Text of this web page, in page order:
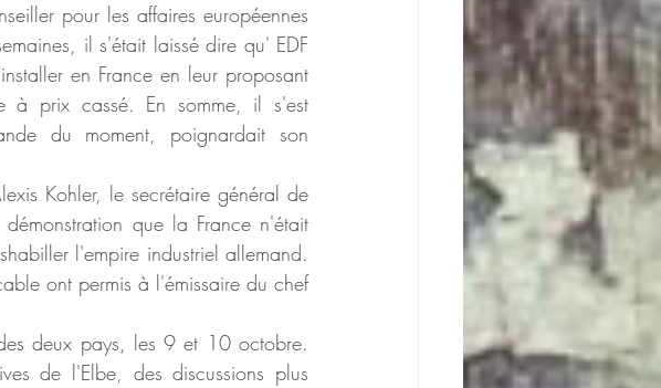
pour les affaires européennes
il s'était laissé dire qu' EDF
en France en leur proposant
à prix cassé. En somme, il s'est
du moment, poignardait son
Kohler, le secrétaire général de
que la France n'était
l'empire industriel allemand.
ont permis à l'émissaire du chef
deux pays, les 9 et 10 octobre.
de l'Elbe, des discussions plus